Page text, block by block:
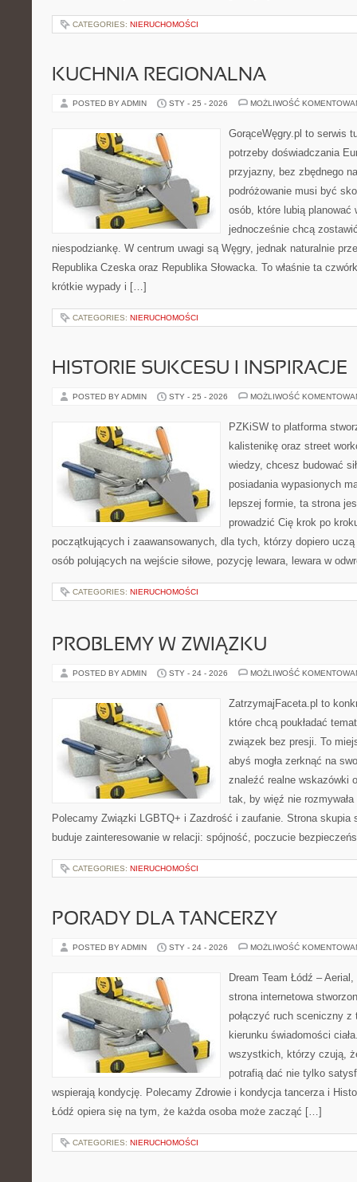
CATEGORIES: NIERUCHOMOŚCI
KUCHNIA REGIONALNA
POSTED BY ADMIN STY - 25 - 2026 MOŻLIWOŚĆ
GorąceWęgry.pl to serwis
potrzeby doświadczania
przyjazny, bez zbędnego
podróżowanie musi być
osób, które lubią
jednocześnie chcą
niespodziankę. W centrum uwagi są Węgry, jednak naturalnie
Republika Czeska oraz Republika Słowacka. To właśnie ta
krótkie wypady i […]
CATEGORIES: NIERUCHOMOŚCI
HISTORIE SUKCESU I INSPIRACJE
POSTED BY ADMIN STY - 25 - 2026 MOŻLIWOŚĆ
PZKiSW to platforma
kalistenikę oraz street
wiedzy, chcesz budować
posiadania wypasionych
lepszej formie, ta strona
prowadzić Cię krok po
początkujących i zaawansowanych, dla tych, którzy dopiero
osób polujących na wejście siłowe, pozycję lewara, lewara w
CATEGORIES: NIERUCHOMOŚCI
PROBLEMY W ZWIĄZKU
POSTED BY ADMIN STY - 24 - 2026 MOŻLIWOŚĆ
ZatrzymajFaceta.pl to
które chcą poukładać
związek bez presji. To
abyś mogła zerknąć na
znaleźć realne wskazówki
tak, by więź nie
Polecamy Związki LGBTQ+ i Zazdrość i zaufanie. Strona skupia
buduje zainteresowanie w relacji: spójność, poczucie
CATEGORIES: NIERUCHOMOŚCI
PORADY DLA TANCERZY
POSTED BY ADMIN STY - 24 - 2026 MOŻLIWOŚĆ
Dream Team Łódź –
strona internetowa
połączyć ruch sceniczny
kierunku świadomości
wszystkich, którzy czują,
potrafią dać nie tylko
wspierają kondycję. Polecamy Zdrowie i kondycja tancerza i
Łódź opiera się na tym, że każda osoba może zacząć […]
CATEGORIES: NIERUCHOMOŚCI